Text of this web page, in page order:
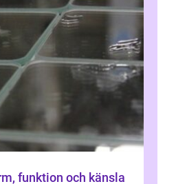
funktion och känsla